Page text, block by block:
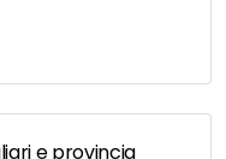
e provincia